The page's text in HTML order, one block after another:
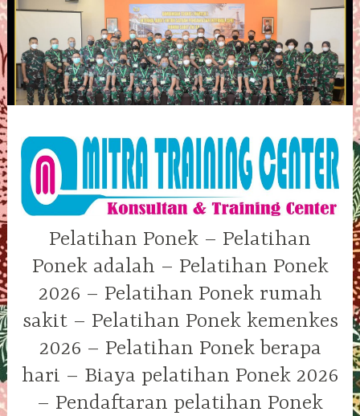
Skip
to
content
Pelatihan Ponek – Pelatihan
Ponek adalah – Pelatihan Ponek
2026 – Pelatihan Ponek rumah
sakit – Pelatihan Ponek kemenkes
2026 – Pelatihan Ponek berapa
hari – Biaya pelatihan Ponek 2026
– Pendaftaran pelatihan Ponek